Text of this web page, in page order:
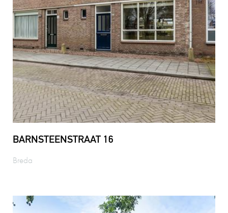
BARNSTEENSTRAAT 16
Breda